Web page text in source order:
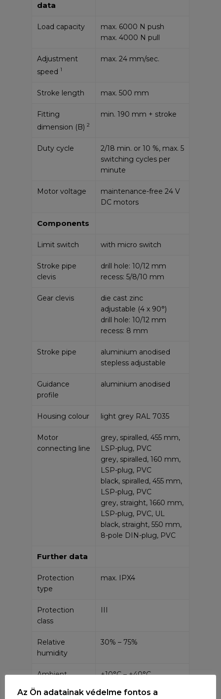
data
Load capacity
max. 6000 N push
max. 4000 N pull
Adjustment
speed 1
max. 24 mm/sec.
Stroke length max. 500 mm
Fitting
dimension (B) 2
min. 190 mm + stroke
Duty cycle
2/18 min. or 10 %, max. 5
switching cycles per
minute
Motor voltage
maintenance-free 24 V
DC motors
Components
Limit switch with micro switch
Stroke pipe
clevis
drill hole: 10/12 mm
recess: 5/8/10 mm
Gear clevis
die cast zinc
adjustable (4 x 90°)
drill hole: 10/12 mm
recess: 8 mm
Stroke pipe
aluminium anodised
stepless adjustable
Guidance
profile
aluminium anodised
Housing colour light grey RAL 7035
Motor
connecting line
grey, spiralled, 455 mm,
LSP-plug, PVC
grey, spiralled, 160 mm,
LSP-plug, PVC
black, spiralled, 455 mm,
LSP-plug, PVC
grey, straight, 1660 mm,
LSP-plug, PVC, UL
black, straight, 550 mm,
8-pole DIN-plug, PVC
Further data
Protection
type
max. IPX4
Protection
class
III
Relative
humidity
30% – 75%
Ambient
+10°C – +40°C
Az Ön adatainak védelme fontos a